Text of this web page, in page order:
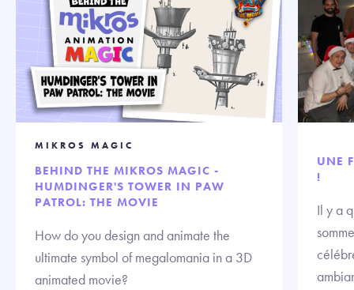
MIKROS MAGIC
BEHIND THE MIKROS MAGIC -
HUMDINGER'S TOWER IN PAW
PATROL: THE MOVIE
How do you design and animate the
ultimate symbol of megalomania in a 3D
animated movie?
UNE
!
Il y a